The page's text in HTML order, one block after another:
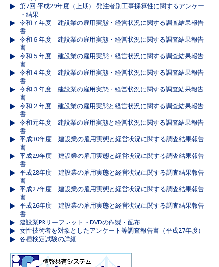
第7回 平成29年度（上期） 発注者別工事採算性に関するアンケー
ト結果
令和７年度 建設業の雇用実態・経営状況に関する調査結果報告
書
令和６年度 建設業の雇用実態・経営状況に関する調査結果報告
書
令和５年度 建設業の雇用実態・経営状況に関する調査結果報告
書
令和４年度 建設業の雇用実態・経営状況に関する調査結果報告
書
令和３年度 建設業の雇用実態・経営状況に関する調査結果報告
書
令和２年度 建設業の雇用実態と経営状況に関する調査結果報告
書
令和元年度 建設業の雇用実態と経営状況に関する調査結果報告
書
平成30年度 建設業の雇用実態と経営状況に関する調査結果報告
書
平成29年度 建設業の雇用実態と経営状況に関する調査結果報告
書
平成28年度 建設業の雇用実態と経営状況に関する調査結果報告
書
平成27年度 建設業の雇用実態と経営状況に関する調査結果報告
書
平成26年度 建設業の雇用実態と経営状況に関する調査結果報告
書
建設業PRリーフレット・DVDの作製・配布
女性技術者を対象としたアンケート等調査報告書（平成27年度）
各種検定試験の詳細